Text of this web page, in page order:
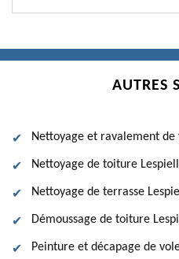
AUTRES
Nettoyage et ravalement de
Nettoyage de toiture
Nettoyage de terrasse
Démoussage de toiture
Peinture et décapage de